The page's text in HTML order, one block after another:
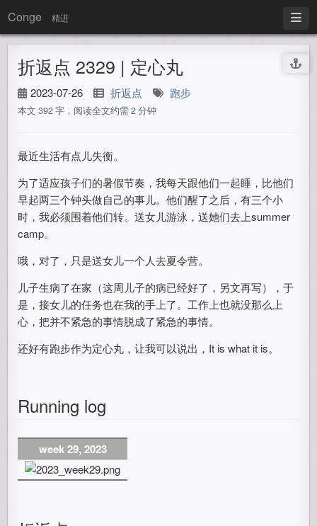
Conge 精进
折返点 2329 | 定心丸
2023-07-26 折返点 跑步
本文 392 字，阅读全文约需 2 分钟
最近生活有点儿失衡。
为了适应孩子们的暑假节奏，我每天跟他们一起睡，比他们
早起两三个钟头做自己的事儿。他们醒了之后，有三个小
时，我必须围着他们转。送女儿游泳，送她们去上summer
camp。
哦，对了，只是送女儿一个人去夏令营。
儿子生病了在家（这周儿子的病已经好了，另文再写），于
是，接女儿的任务也在我的手上了。工作上也就没那么上
心，把并不紧急的事情脱成了紧急的事情。
还好有跑步作为定心丸，让我可以说出，It is what it is。
Running log
week 29, 2023